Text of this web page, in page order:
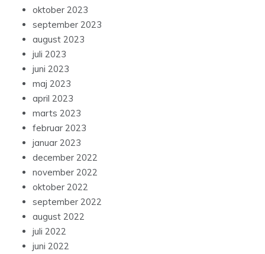
oktober 2023
september 2023
august 2023
juli 2023
juni 2023
maj 2023
april 2023
marts 2023
februar 2023
januar 2023
december 2022
november 2022
oktober 2022
september 2022
august 2022
juli 2022
juni 2022